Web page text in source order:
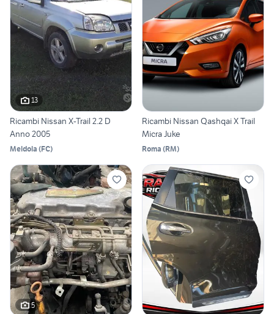
13
Ricambi Nissan X-Trail 2.2 D
Anno 2005
Meldola (FC)
Ricambi Nissan Qashqai X Trail
Micra Juke
Roma (RM)
5